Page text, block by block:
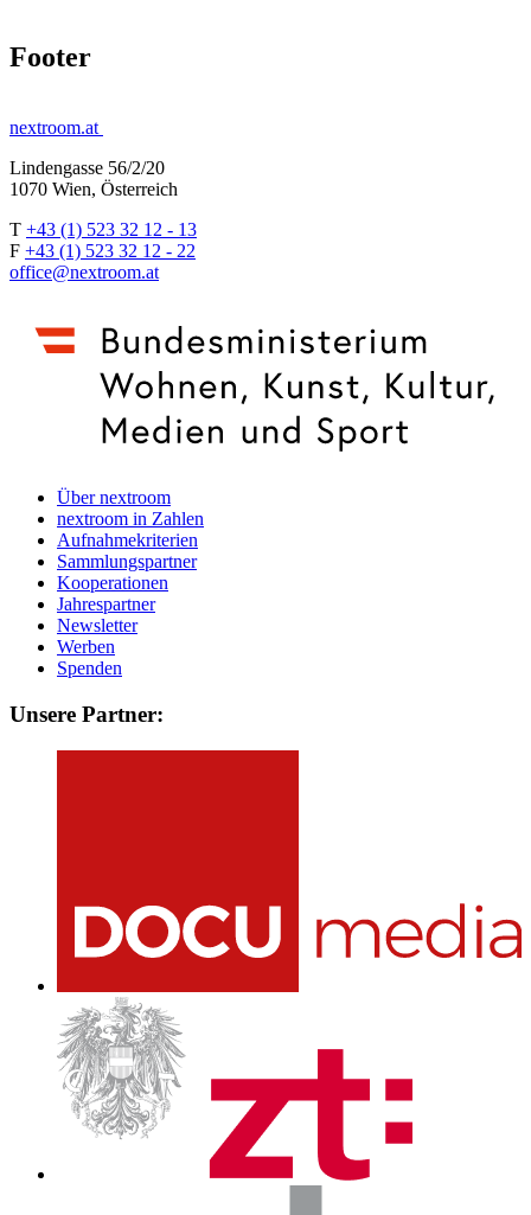
Footer
nextroom.at
Lindengasse 56/2/20
1070 Wien, Österreich
T +43 (1) 523 32 12 - 13
F +43 (1) 523 32 12 - 22
office@nextroom.at
Über nextroom
nextroom in Zahlen
Aufnahmekriterien
Sammlungspartner
Kooperationen
Jahrespartner
Newsletter
Werben
Spenden
Unsere Partner: